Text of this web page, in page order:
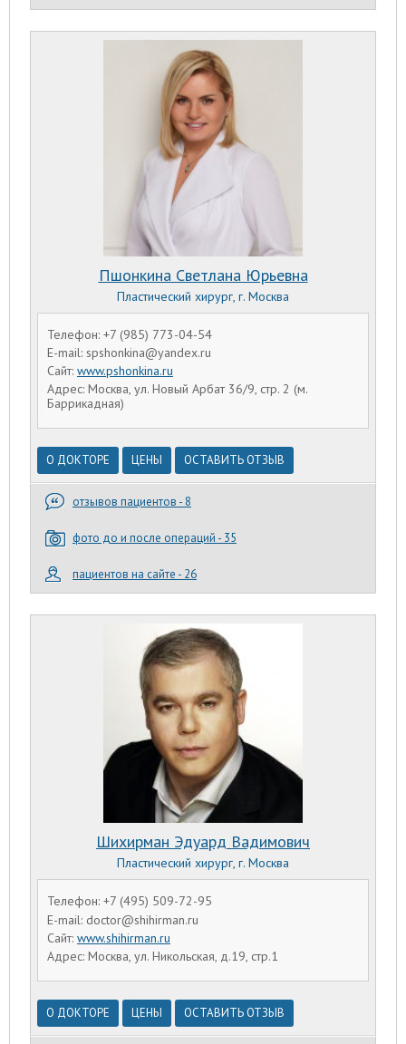
Телефон: +7 (985) 773-04-54
E-mail: spshonkina@yandex.ru
Сайт: www.pshonkina.ru
Адрес: Москва, ул. Новый Арбат 36/9, стр. 2 (м.
Баррикадная)
Пшонкина Светлана Юрьевна
Пластический хирург, г. Москва
О ДОКТОРЕ ЦЕНЫ ОСТАВИТЬ ОТЗЫВ
отзывов пациентов - 8
фото до и после операций - 35
пациентов на сайте - 26
Телефон: +7 (495) 509-72-95
E-mail: doctor@shihirman.ru
Сайт: www.shihirman.ru
Адрес: Москва, ул. Никольская, д.19, стр.1
Шихирман Эдуард Вадимович
Пластический хирург, г. Москва
О ДОКТОРЕ ЦЕНЫ ОСТАВИТЬ ОТЗЫВ